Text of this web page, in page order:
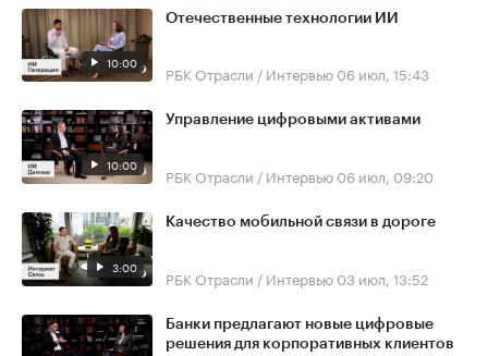
10:00
Отечественные технологии ИИ
РБК Отрасли / Интервью 06 июл, 15:43
10:00
Управление цифровыми активами
РБК Отрасли / Интервью 06 июл, 09:20
3:00
Качество мобильной связи в дороге
РБК Отрасли / Интервью 03 июл, 13:52
Банки предлагают новые цифровые
решения для корпоративных клиентов